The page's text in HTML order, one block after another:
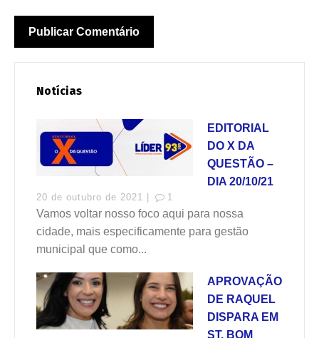
Notícias
EDITORIAL
DO X DA
QUESTÃO –
DIA 20/10/21
20 de outubro de 2021 | 1
Vamos voltar nosso foco aqui para nossa
cidade, mais especificamente para gestão
municipal que como...
APROVAÇÃO
DE RAQUEL
DISPARA EM
ST, BOM